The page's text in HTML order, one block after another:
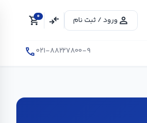
personورود / ثبت نام compare_arrows
shopping_cart
0
۰۲۱-۸۸۲۲۷۸۰۰-۹call